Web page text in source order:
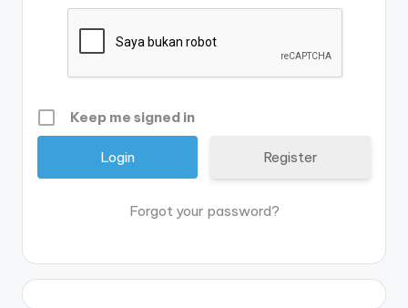
Keep me signed in
Register
Forgot your password?